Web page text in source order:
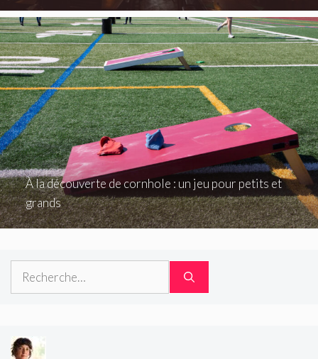
À la découverte de cornhole : un jeu pour petits et
grands
Rechercher :